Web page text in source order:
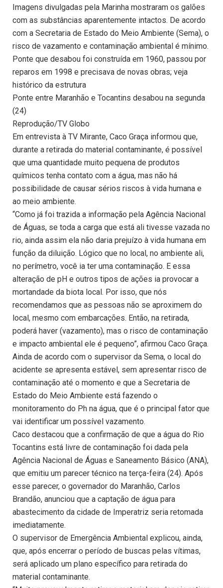
Imagens divulgadas pela Marinha mostraram os galões
com as substâncias aparentemente intactos. De acordo
com a Secretaria de Estado do Meio Ambiente (Sema), o
risco de vazamento e contaminação ambiental é mínimo.
Ponte que desabou foi construída em 1960, passou por
reparos em 1998 e precisava de novas obras; veja
histórico da estrutura
Ponte entre Maranhão e Tocantins desabou na segunda
(24)
Reprodução/TV Globo
Em entrevista à TV Mirante, Caco Graça informou que,
durante a retirada do material contaminante, é possível
que uma quantidade muito pequena de produtos
químicos tenha contato com a água, mas não há
possibilidade de causar sérios riscos à vida humana e
ao meio ambiente.
“Como já foi trazida a informação pela Agência Nacional
de Águas, se toda a carga que está ali tivesse vazada no
rio, ainda assim ela não daria prejuízo à vida humana em
função da diluição. Lógico que no local, no ambiente ali,
no perímetro, você ia ter uma contaminação. E essa
alteração de pH e outros tipos de ações ia provocar a
mortandade da biota local. Por isso, que nós
recomendamos que as pessoas não se aproximem do
local, mesmo com embarcações. Então, na retirada,
poderá haver (vazamento), mas o risco de contaminação
e impacto ambiental ele é pequeno”, afirmou Caco Graça.
Ainda de acordo com o supervisor da Sema, o local do
acidente se apresenta estável, sem apresentar risco de
contaminação até o momento e que a Secretaria de
Estado do Meio Ambiente está fazendo o
monitoramento do Ph na água, que é o principal fator que
vai identificar um possível vazamento.
Caco destacou que a confirmação de que a água do Rio
Tocantins está livre de contaminação foi dada pela
Agência Nacional de Águas e Saneamento Básico (ANA),
que emitiu um parecer técnico na terça-feira (24). Após
esse parecer, o governador do Maranhão, Carlos
Brandão, anunciou que a captação de água para
abastecimento da cidade de Imperatriz seria retomada
imediatamente.
O supervisor de Emergência Ambiental explicou, ainda,
que, após encerrar o período de buscas pelas vítimas,
será aplicado um plano específico para retirada do
material contaminante.